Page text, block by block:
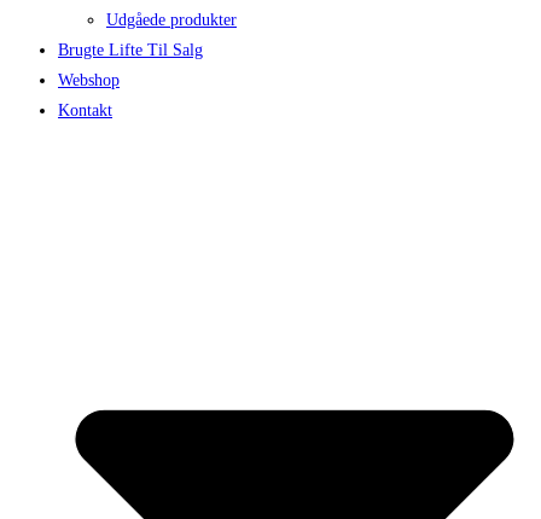
Udgåede produkter
Brugte Lifte Til Salg
Webshop
Kontakt